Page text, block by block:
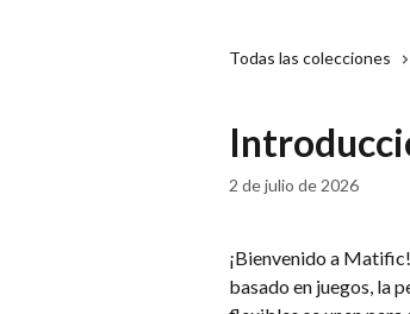
Todas las colecciones
2 de julio de 2026
¡Bienvenido a
basado en juegos, la